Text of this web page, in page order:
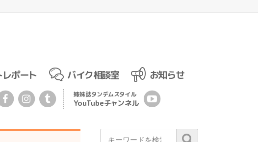
ポート バイク相談室
お知らせ
姉妹誌タンデムスタイル
YouTubeチャンネル